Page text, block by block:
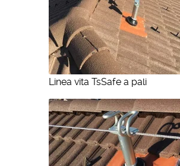
Linea vita TsSafe a pali